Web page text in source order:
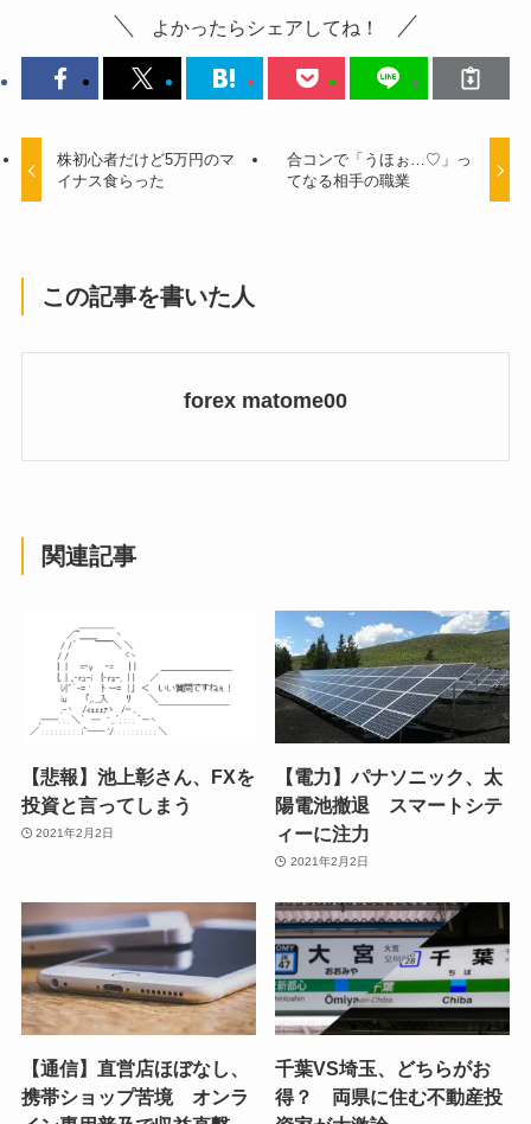
よかったらシェアしてね！
株初心者だけど5万円のマ
イナス食らった
合コンで「うほぉ…♡」っ
てなる相手の職業
この記事を書いた人
forex matome00
関連記事
【悲報】池上彰さん、FXを
投資と言ってしまう
2021年2月2日
【電力】パナソニック、太
陽電池撤退 スマートシテ
ィーに注力
2021年2月2日
【通信】直営店ほぼなし、
携帯ショップ苦境 オンラ
千葉VS埼玉、どちらがお
得？ 両県に住む不動産投